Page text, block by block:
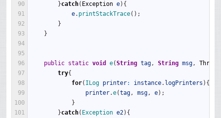
90
91
92
93
94
95
96
97
98
99
100
101
}catch( Exception e) {
e. printStackTrace( ) ;
}
}
public static void e(String tag, String msg,
try{
for( ILog printer: instance. logPrinters ) {
printer.e(tag, msg, e) ;
}
}catch( Exception e2) {